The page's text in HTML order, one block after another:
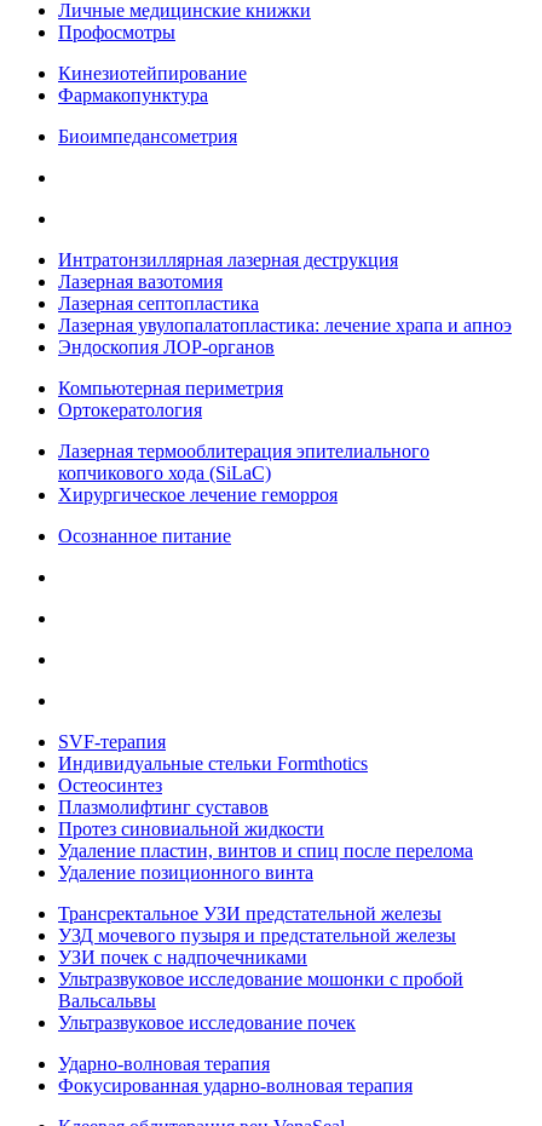
Личные медицинские книжки
Профосмотры
Кинезиотейпирование
Фармакопунктура
Биоимпедансометрия
Интратонзиллярная лазерная деструкция
Лазерная вазотомия
Лазерная септопластика
Лазерная увулопалатопластика: лечение храпа и апноэ
Эндоскопия ЛОР-органов
Компьютерная периметрия
Ортокератология
Лазерная термооблитерация эпителиального
копчикового хода (SiLaC)
Хирургическое лечение геморроя
Осознанное питание
SVF-терапия
Индивидуальные стельки Formthotics
Остеосинтез
Плазмолифтинг суставов
Протез синовиальной жидкости
Удаление пластин, винтов и спиц после перелома
Удаление позиционного винта
Трансректальное УЗИ предстательной железы
УЗД мочевого пузыря и предстательной железы
УЗИ почек с надпочечниками
Ультразвуковое исследование мошонки с пробой
Вальсальвы
Ультразвуковое исследование почек
Ударно-волновая терапия
Фокусированная ударно-волновая терапия